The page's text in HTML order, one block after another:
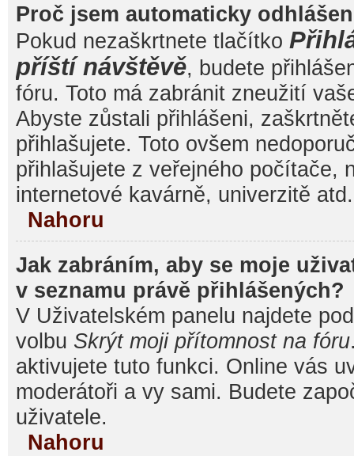
Proč jsem automaticky
Pokud nezaškrtnete tlačítko
příští návštěvě, budete
fóru. Toto má zabránit zneužití
Abyste zůstali přihlášeni,
přihlašujete. Toto ovšem
přihlašujete z veřejného počítače,
internetové kavárně, univerzitě atd.
Nahoru
Jak zabráním, aby se moje
v seznamu právě přihlášených?
V Uživatelském panelu najdete
volbu Skrýt moji přítomnost na fóru
aktivujete tuto funkci. Online vás
moderátoři a vy sami. Budete
uživatele.
Nahoru